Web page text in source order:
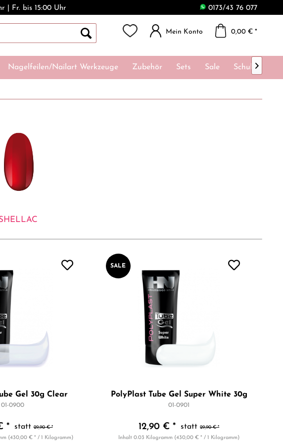
| Fr. bis 15:00 Uhr 0173/43 76 077
Mein Konto 0,00 € *
Nagelfeilen/Nailart Werkzeuge Zubehör Sets Sale Schulungen

Gel 30g Clear
01-0900
*
29,90 € *
(430,00 € * / 1 Kilogramm)
SALE
PolyPlast Tube Gel Super White 30g
01-0901
12,90 € *
29,90 € *
Inhalt0.03 Kilogramm (430,00 € * / 1 Kilogramm)